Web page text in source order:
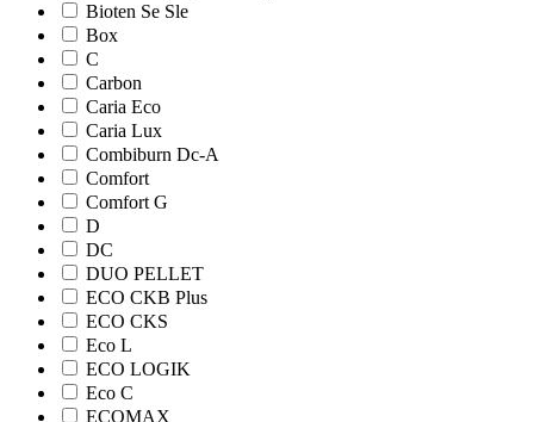
Bioten Se Sle
Box
C
Carbon
Caria Eco
Caria Lux
Combiburn Dc-A
Comfort
Comfort G
D
DC
DUO PELLET
ECO CKB Plus
ECO CKS
Eco L
ECO LOGIK
Eco С
ECOMAX